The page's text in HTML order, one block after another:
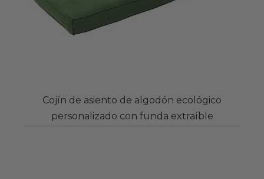
Cojín de asiento de algodón ecológico
personalizado con funda extraíble